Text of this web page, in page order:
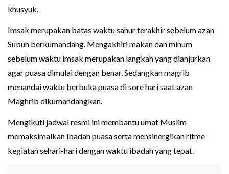
khusyuk.
Imsak merupakan batas waktu sahur terakhir sebelum azan
Subuh berkumandang. Mengakhiri makan dan minum
sebelum waktu imsak merupakan langkah yang dianjurkan
agar puasa dimulai dengan benar. Sedangkan magrib
menandai waktu berbuka puasa di sore hari saat azan
Maghrib dikumandangkan.
Mengikuti jadwal resmi ini membantu umat Muslim
memaksimalkan ibadah puasa serta mensinergikan ritme
kegiatan sehari-hari dengan waktu ibadah yang tepat.